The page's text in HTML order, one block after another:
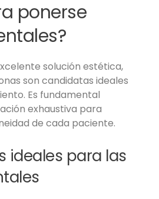
ponerse
solución estética,
son candidatas ideales
Es fundamental
exhaustiva para
de cada paciente.
ideales para las